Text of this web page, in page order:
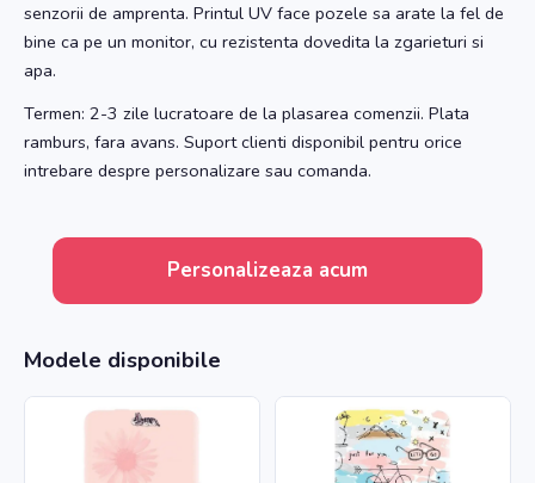
senzorii de amprenta. Printul UV face pozele sa arate la fel de
bine ca pe un monitor, cu rezistenta dovedita la zgarieturi si
apa.
Termen: 2-3 zile lucratoare de la plasarea comenzii. Plata
ramburs, fara avans. Suport clienti disponibil pentru orice
intrebare despre personalizare sau comanda.
Personalizeaza acum
Modele disponibile